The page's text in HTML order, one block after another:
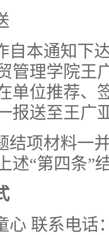
自本通知下
管理学院
单位推荐、
报送至王广
结项材料一
述“第四条”
心 联系电话